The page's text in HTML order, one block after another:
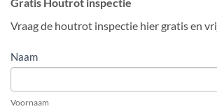
Vraag de houtrot inspectie hier gratis en
HOUTROT
AANVRAAG
Naam
Voornaam